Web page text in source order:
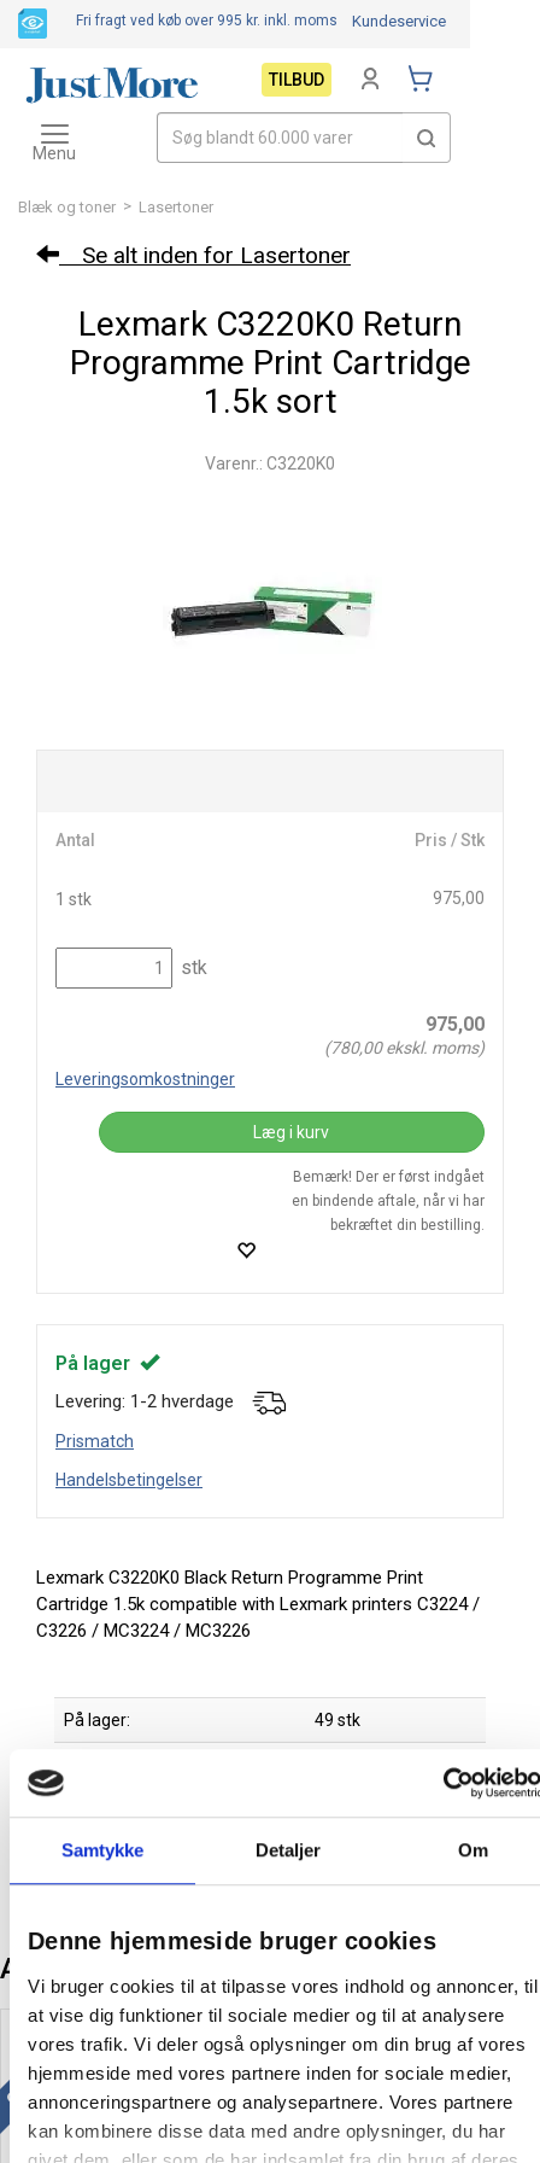
Samtykke Detaljer Om
Denne hjemmeside bruger cookies
Vi bruger cookies til at tilpasse vores indhold og annoncer, til
at vise dig funktioner til sociale medier og til at analysere
vores trafik. Vi deler også oplysninger om din brug af vores
hjemmeside med vores partnere inden for sociale medier,
annonceringspartnere og analysepartnere. Vores partnere
kan kombinere disse data med andre oplysninger, du har
Blæk og toner > Lasertoner
Se alt inden for Lasertoner
Lexmark C3220K0 Return
Programme Print Cartridge
1.5k sort
Varenr.: C3220K0
Antal Pris / Stk
1 stk 975,00
stk
975,00
(780,00ekskl. moms)
Leveringsomkostninger
Læg i kurv
Bemærk! Der er først indgået
en bindende aftale, når vi har
bekræftet din bestilling.
På lager
Levering: 1-2 hverdage
Prismatch
Handelsbetingelser
Lexmark C3220K0 Black Return Programme Print
Cartridge 1.5k compatible with Lexmark printers C3224 /
C3226 / MC3224 / MC3226
På lager: 49 stk
Andre kunder købte også
Gratis levering Gratis levering
Fri fragt ved køb over 995 kr. inkl. moms Kundeservice
TILBUD
Toggle
navigation
Menu